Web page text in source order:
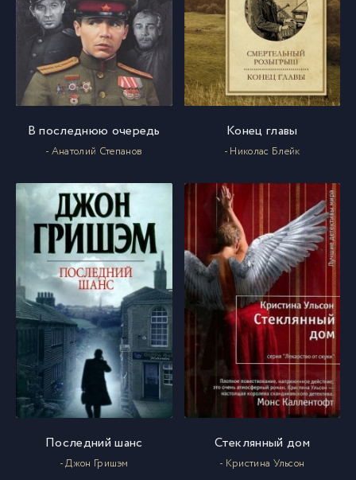
В последнюю очередь
- Анатолий Степанов
Конец главы
- Николас Блейк
Последний шанс
- Джон Гришэм
Стеклянный дом
- Кристина Ульсон